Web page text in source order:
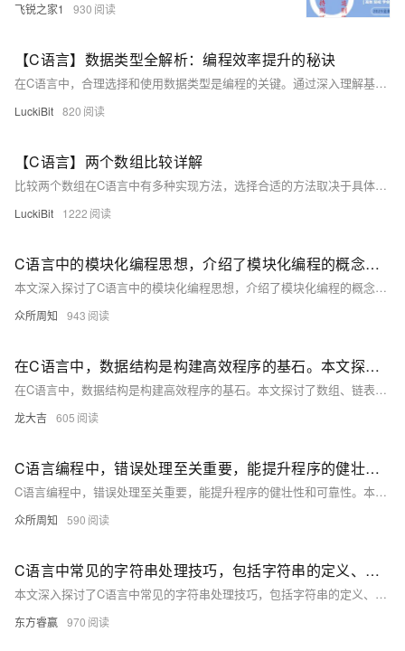
飞锐之家1 930
【C语言】数据类型全解析：编程效率提升的秘诀
在C语言中，合理选择和使用数据类型是编程的关键。通过深入理解基本数据类型和派生数据类型，掌握类型限定符和扩展技巧，可以编写出高效、稳定、可维护的代码。无论是在普通应用还是嵌入式系统中，数据类型的合理使用都能显著提升程序的性能和可靠性。
LuckiBit 820
【C语言】两个数组比较详解
比较两个数组在C语言中有多种实现方法，选择合适的方法取决于具体的应用场景和性能要求。从逐元素比较到使用`memcmp`函数，再到指针优化，每种方法都有其优点和适用范围。在嵌入式系统中，考虑性能和资源限制尤为重要。通过合理选择和优化，可以有效提高程序的运行效率和可靠性。
LuckiBit 1222
C语言中的模块化编程思想，介绍了模块化编程的概念、实现方式及其优势，强调了合理划分模块、明确接口、保持独立性和内聚性的实践技巧
本文深入探讨了C语言中的模块化编程思想，介绍了模块化编程的概念、实现方式及其优势，强调了合理划分模块、明确接口、保持独立性和内聚性的实践技巧，并通过案例分析展示了其应用，展望了未来的发展趋势，旨在帮助读者提升程序质量和开发效率。
众所周知 943
在C语言中，数据结构是构建高效程序的基石。本文探讨了数组、链表、栈、队列、树和图等常见数据结构的特点、应用及实现方式
在C语言中，数据结构是构建高效程序的基石。本文探讨了数组、链表、栈、队列、树和图等常见数据结构的特点、应用及实现方式，强调了合理选择数据结构的重要性，并通过案例分析展示了其在实际项目中的应用，旨在帮助读者提升编程能力。
龙大吉 605
C语言编程中，错误处理至关重要，能提升程序的健壮性和可靠性
C语言编程中，错误处理至关重要，能提升程序的健壮性和可靠性。本文探讨了C语言中的错误类型（如语法错误、运行时错误）、基本处理方法（如返回值、全局变量、自定义异常处理）、常见策略（如检查返回值、设置标志位、记录错误信息）及错误处理函数（如perror、strerror）。强调了不忽略错误、保持处理一致性及避免过度处理的重要性，并通过文件操作和网络编程实例展示了错误处理的应用。
众所周知 590
C语言中常见的字符串处理技巧，包括字符串的定义、初始化、输入输出、长度计算、比较、查找与替换、拼接、截取、转换、遍历及注意事项
本文深入探讨了C语言中常见的字符串处理技巧，包括字符串的定义、初始化、输入输出、长度计算、比较、查找与替换、拼接、截取、转换、遍历及注意事项，并通过案例分析展示了实际应用，旨在帮助读者提高编程效率和代码质量。
东方睿赢 970